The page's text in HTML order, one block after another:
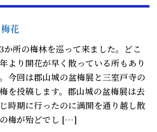
花
か所の梅林を巡って来ました。どこ
より開花が早く散っている所もあり
今回は郡山城の盆梅展と三室戸寺の
を投稿します。郡山城の盆梅展は去
時期に行ったのに満開を通り越し散
梅が殆どでし […]